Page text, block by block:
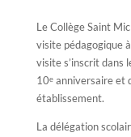
Le Collège Saint
visite pédagogique
visite s’inscrit dans
10ᵉ anniversaire et
établissement.
La délégation